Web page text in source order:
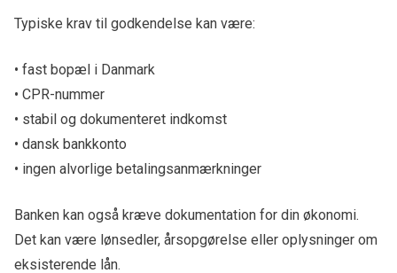
Typiske krav til godkendelse kan være:
• fast bopæl i Danmark
• CPR-nummer
• stabil og dokumenteret indkomst
• dansk bankkonto
• ingen alvorlige betalingsanmærkninger
Banken kan også kræve dokumentation for din økonomi.
Det kan være lønsedler, årsopgørelse eller oplysninger om
eksisterende lån.